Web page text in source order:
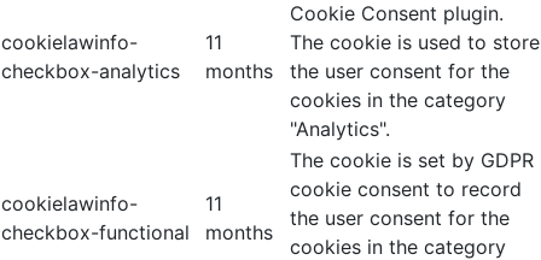
cookielawinfo-
checkbox-analytics
11
months
Cookie Consent plugin.
The cookie is used to store
the user consent for the
cookies in the category
"Analytics".
cookielawinfo-
checkbox-functional
11
months
The cookie is set by GDPR
cookie consent to record
the user consent for the
cookies in the category